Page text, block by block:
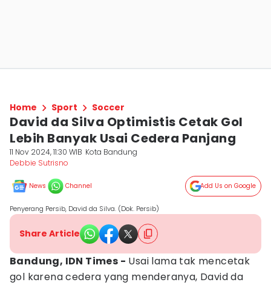
Home Sport Soccer
David da Silva Optimistis Cetak Gol
Lebih Banyak Usai Cedera Panjang
11 Nov 2024, 11:30 WIB Kota Bandung
Debbie Sutrisno
News Channel Add Us on Google
Penyerang Persib, David da Silva. (Dok. Persib)
Share Article
Bandung, IDN Times - Usai lama tak mencetak
gol karena cedera yang menderanya, David da